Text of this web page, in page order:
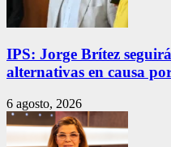
IPS: Jorge Brítez
alternativas en causa
6 agosto, 2026